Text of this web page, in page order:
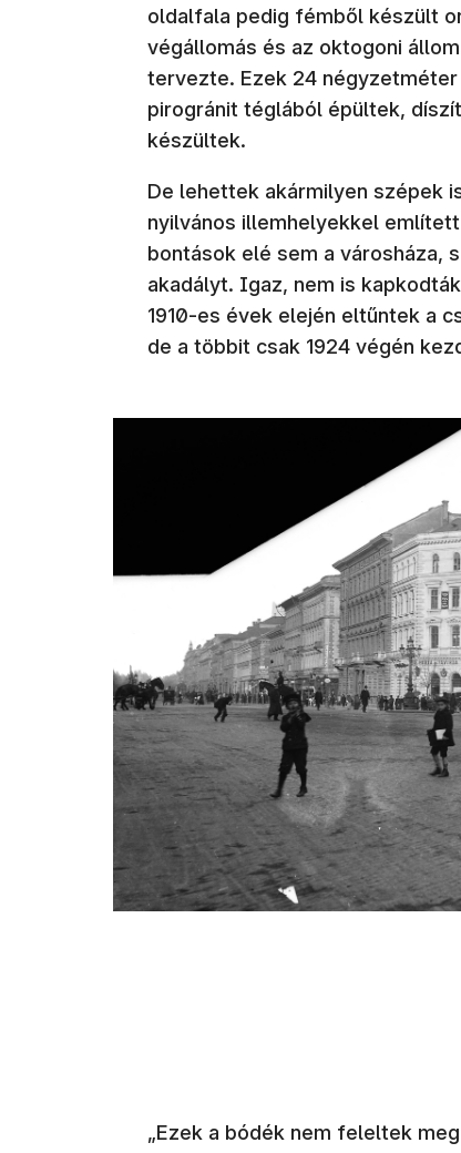
oldalfala pedig fémből készült
végállomás és az oktogoni
tervezte. Ezek 24
pirogránit téglából épültek,
készültek.
De lehettek akármilyen szépek
nyilvános illemhelyekkel
bontások elé sem a városháza,
akadályt. Igaz, nem is
1910-es évek elején eltűntek a
de a többit csak 1924 végén
„Ezek a bódék nem feleltek